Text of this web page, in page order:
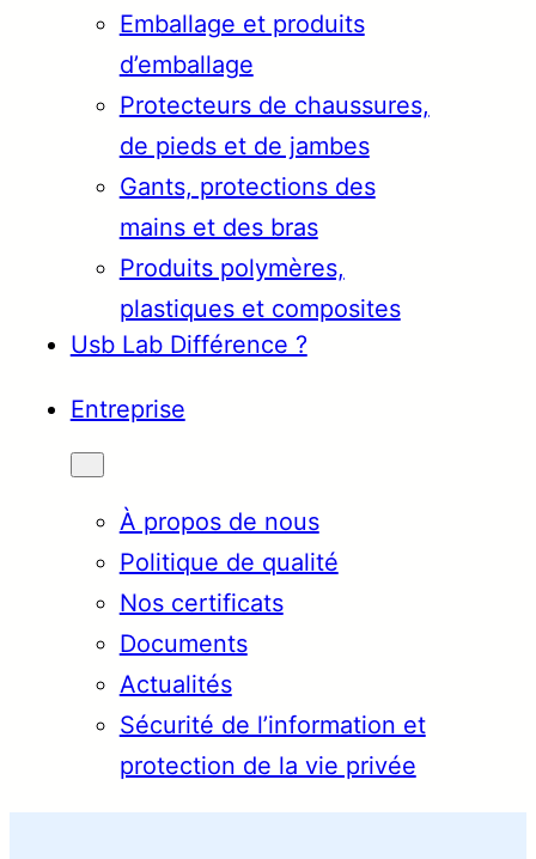
Emballage et produits
d’emballage
Protecteurs de chaussures,
de pieds et de jambes
Gants, protections des
mains et des bras
Produits polymères,
plastiques et composites
Usb Lab Différence ?
Entreprise
À propos de nous
Politique de qualité
Nos certificats
Documents
Actualités
Sécurité de l’information et
protection de la vie privée
Français